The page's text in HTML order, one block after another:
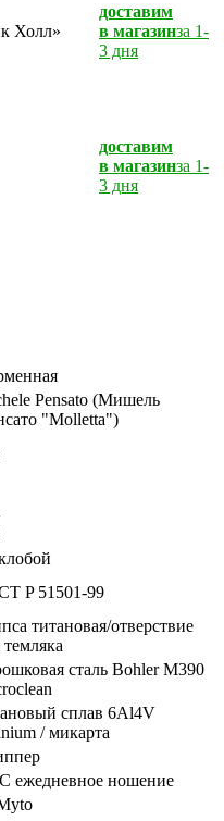
Холл»
доставим
в магазинза 1-
3 дня
доставим
в магазинза 1-
3 дня
Pensato (Мишель
"Molletta")
P 51501-99
титановая/отверствие
темляка
сталь Bohler M390
сплав 6Al4V
/ микарта
ежедневное ношение